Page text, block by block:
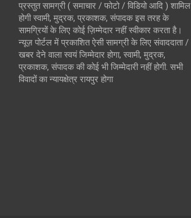
प्रस्तुत सामग्री ( समाचार / फोटो / विडियो आदि ) शामिल
होगी स्वामी, मुद्रक, प्रकाशक, संपादक इस तरह के
सामग्रियों के लिए कोई ज़िम्मेदार नहीं स्वीकार करता है।
न्यूज़ पोर्टल में प्रकाशित ऐसी सामग्री के लिए संवाददाता /
खबर देने वाला स्वयं जिम्मेदार होगा, स्वामी, मुद्रक,
प्रकाशक, संपादक की कोई भी जिम्मेदारी नहीं होगी. सभी
विवादों का न्यायक्षेत्र रायपुर होगा